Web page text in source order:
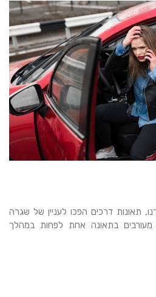
תאונות דרכים הפכו לעניין של שגרה
מעורבים בתאונה אחת לפחות במהלך